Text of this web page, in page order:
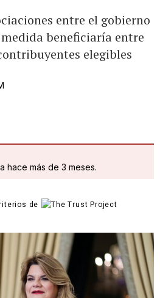
entre el gobierno
beneficiaría entre
elegibles
hace más de 3 meses.
de